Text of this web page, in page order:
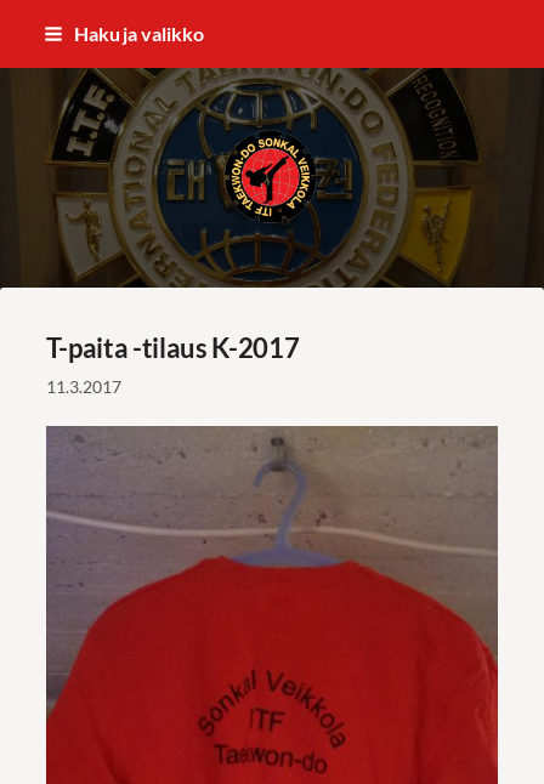
sivun
Haku ja valikko
ITF Taekwon-do Sonkal Veikkola
T-paita -tilaus K-2017
11.3.2017